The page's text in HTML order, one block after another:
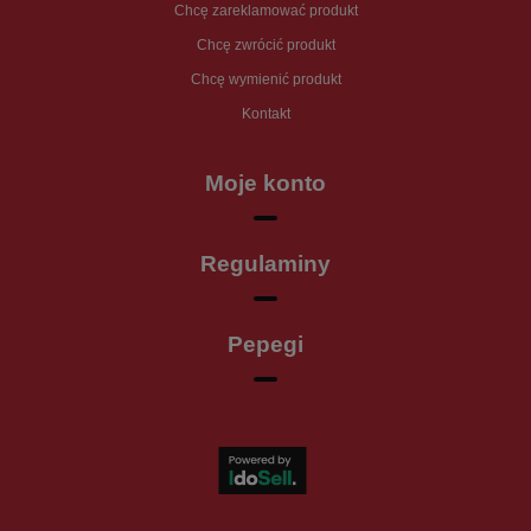
Chcę zareklamować produkt
Chcę zwrócić produkt
Chcę wymienić produkt
Kontakt
Moje konto
Regulaminy
Pepegi